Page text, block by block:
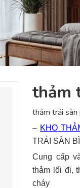
thảm
thảm trải sàn
– KHO
TRẢI SÀN
Cung cấp
thảm lối đi,
cháy